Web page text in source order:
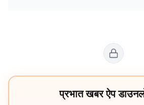
प्रभात खबर ऐप